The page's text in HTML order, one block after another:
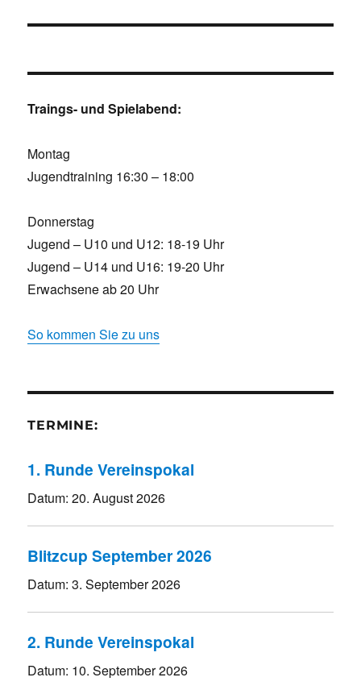
Traings- und Spielabend:
Montag
Jugendtraining 16:30 – 18:00
Donnerstag
Jugend – U10 und U12: 18-19 Uhr
Jugend – U14 und U16: 19-20 Uhr
Erwachsene ab 20 Uhr
So kommen Sie zu uns
TERMINE:
1. Runde Vereinspokal
Datum:20. August 2026
Blitzcup September 2026
Datum:3. September 2026
2. Runde Vereinspokal
Datum: 10. September 2026